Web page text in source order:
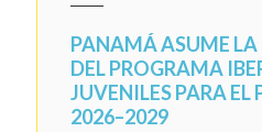
PANAMÁ ASUME LA
DEL PROGRAMA
JUVENILES PARA EL
2026–2029